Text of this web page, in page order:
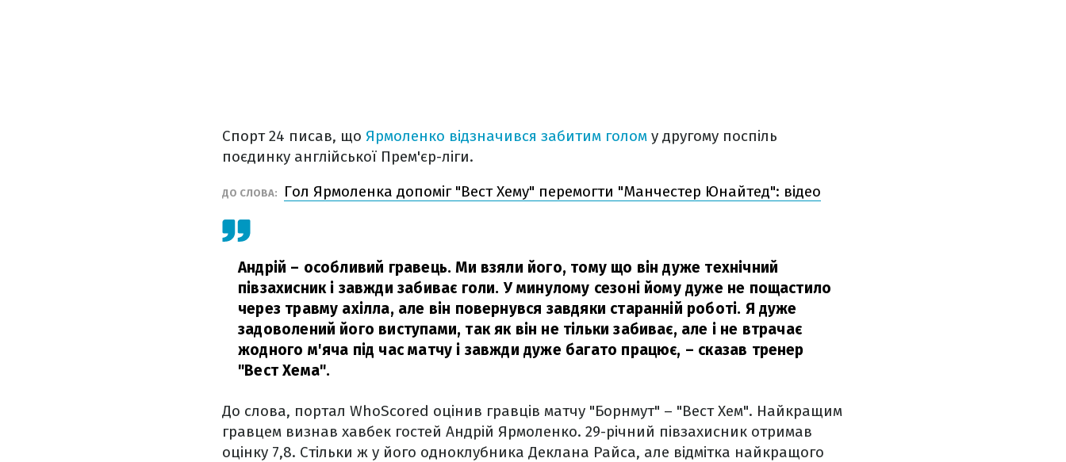
Спорт 24 писав, що Ярмоленко відзначився забитим голом у другому поспіль
поєдинку англійської Прем'єр-ліги.
ДО СЛОВА: Гол Ярмоленка допоміг "Вест Хему" перемогти "Манчестер Юнайтед": відео
Андрій – особливий гравець. Ми взяли його, тому що він дуже технічний
півзахисник і завжди забиває голи. У минулому сезоні йому дуже не пощастило
через травму ахілла, але він повернувся завдяки старанній роботі. Я дуже
задоволений його виступами, так як він не тільки забиває, але і не втрачає
жодного м'яча під час матчу і завжди дуже багато працює, – сказав тренер
"Вест Хема".
До слова, портал WhoScored оцінив гравців матчу "Борнмут" – "Вест Хем". Найкращим
гравцем визнав хавбек гостей Андрій Ярмоленко. 29-річний півзахисник отримав
оцінку 7,8. Стільки ж у його одноклубника Деклана Райса, але відмітка найкращого